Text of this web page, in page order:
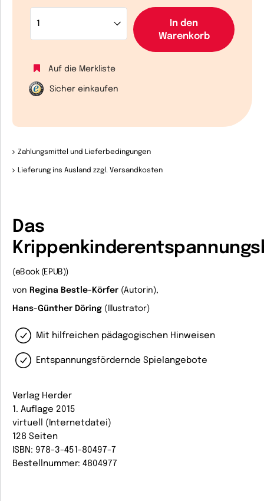
In den
Warenkorb
Auf die Merkliste
Sicher einkaufen
Zahlungsmittel und Lieferbedingungen
Lieferung ins Ausland zzgl. Versandkosten
Das
(eBook (EPUB))
von Regina Bestle-Körfer (Autorin),
Hans-Günther Döring (Illustrator)
Mit hilfreichen pädagogischen Hinweisen
Entspannungsfördernde Spielangebote
Verlag Herder
1. Auflage 2015
virtuell (Internetdatei)
128 Seiten
ISBN: 978-3-451-80497-7
Bestellnummer: 4804977